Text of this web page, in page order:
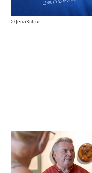
JenaKultur